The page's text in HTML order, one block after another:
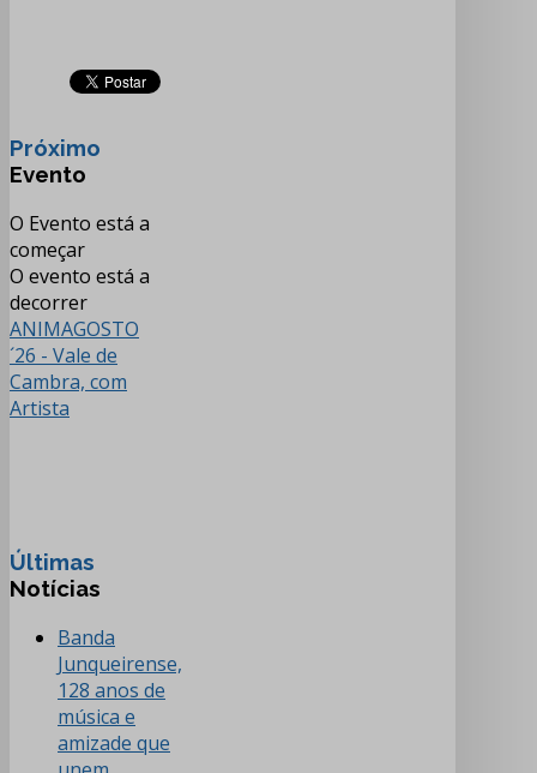
Próximo
Evento
O Evento está a
começar
O evento está a
decorrer
ANIMAGOSTO
´26 - Vale de
Cambra, com
Artista
Últimas
Notícias
Banda
Junqueirense,
128 anos de
música e
amizade que